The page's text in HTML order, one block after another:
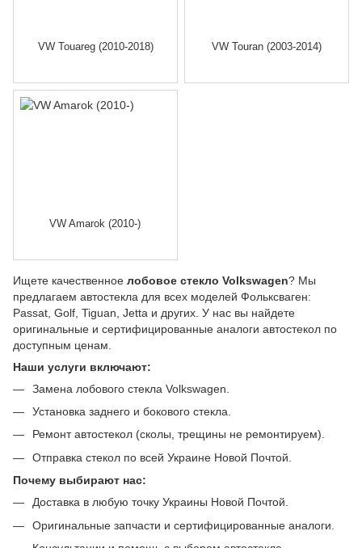
Ищете качественное лобовое стекло Volkswagen? Мы
предлагаем автостекла для всех моделей Фольксваген:
Passat, Golf, Tiguan, Jetta и других. У нас вы найдете
оригинальные и сертифицированные аналоги автостекол по
доступным ценам.
Наши услуги включают:
Замена лобового стекла Volkswagen.
Установка заднего и бокового стекла.
Ремонт автостекол (сколы, трещины не ремонтируем).
Отправка стекол по всей Украине Новой Почтой.
Почему выбирают нас:
Доставка в любую точку Украины Новой Почтой.
Оригинальные запчасти и сертифицированные аналоги.
VW Touareg (2010-2018) VW Touran (2003-2014)
VW Amarok (2010-)